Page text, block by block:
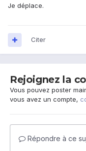
Je déplace.
Citer
Rejoignez la
Vous pouvez poster
vous avez un compte,
Répondre à ce